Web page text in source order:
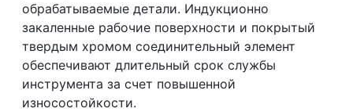
обрабатываемые детали. Индукционно
закаленные рабочие поверхности и покрытый
твердым хромом соединительный элемент
обеспечивают длительный срок службы
инструмента за счет повышенной
износостойкости.